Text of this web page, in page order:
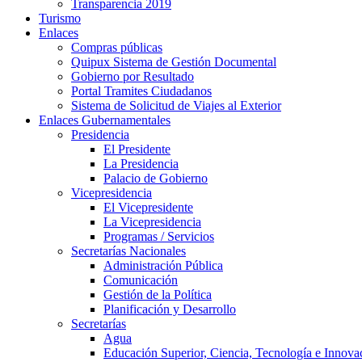
Transparencia 2019
Turismo
Enlaces
Compras públicas
Quipux Sistema de Gestión Documental
Gobierno por Resultado
Portal Tramites Ciudadanos
Sistema de Solicitud de Viajes al Exterior
Enlaces Gubernamentales
Presidencia
El Presidente
La Presidencia
Palacio de Gobierno
Vicepresidencia
El Vicepresidente
La Vicepresidencia
Programas / Servicios
Secretarías Nacionales
Administración Pública
Comunicación
Gestión de la Política
Planificación y Desarrollo
Secretarías
Agua
Educación Superior, Ciencia, Tecnología e